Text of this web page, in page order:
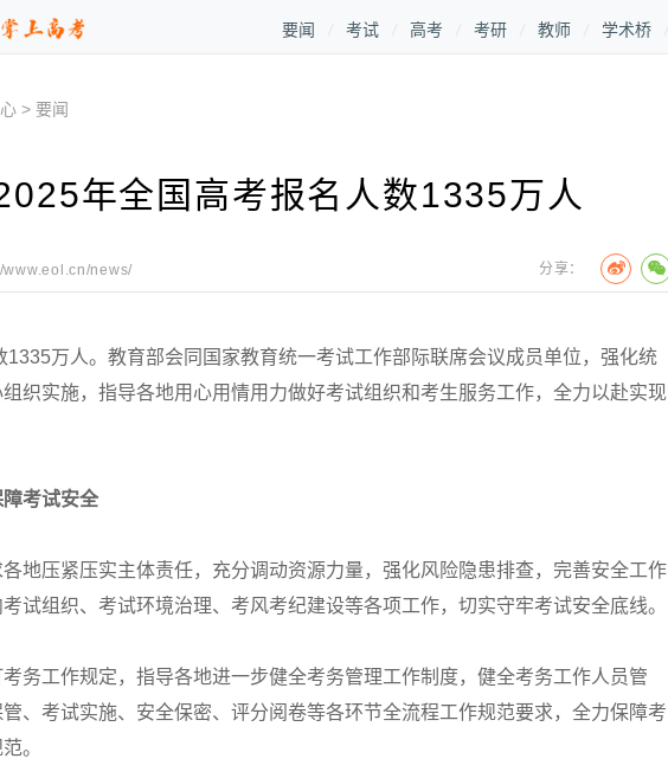
要闻 考试 高考 考研 教师 学术桥
> 要闻
年全国高考报名人数1335万人
www.eol.cn/news/ 分享：
万人。教育部会同国家教育统一考试工作部际联席会议成员单位，强化统
织实施，指导各地用心用情用力做好考试组织和考生服务工作，全力以赴实现
考试安全
紧压实主体责任，充分调动资源力量，强化风险隐患排查，完善安全工作
试组织、考试环境治理、考风考纪建设等各项工作，切实守牢考试安全底线。
作规定，指导各地进一步健全考务管理工作制度，健全考务工作人员管
、考试实施、安全保密、评分阅卷等各环节全流程工作规范要求，全力保障考
。